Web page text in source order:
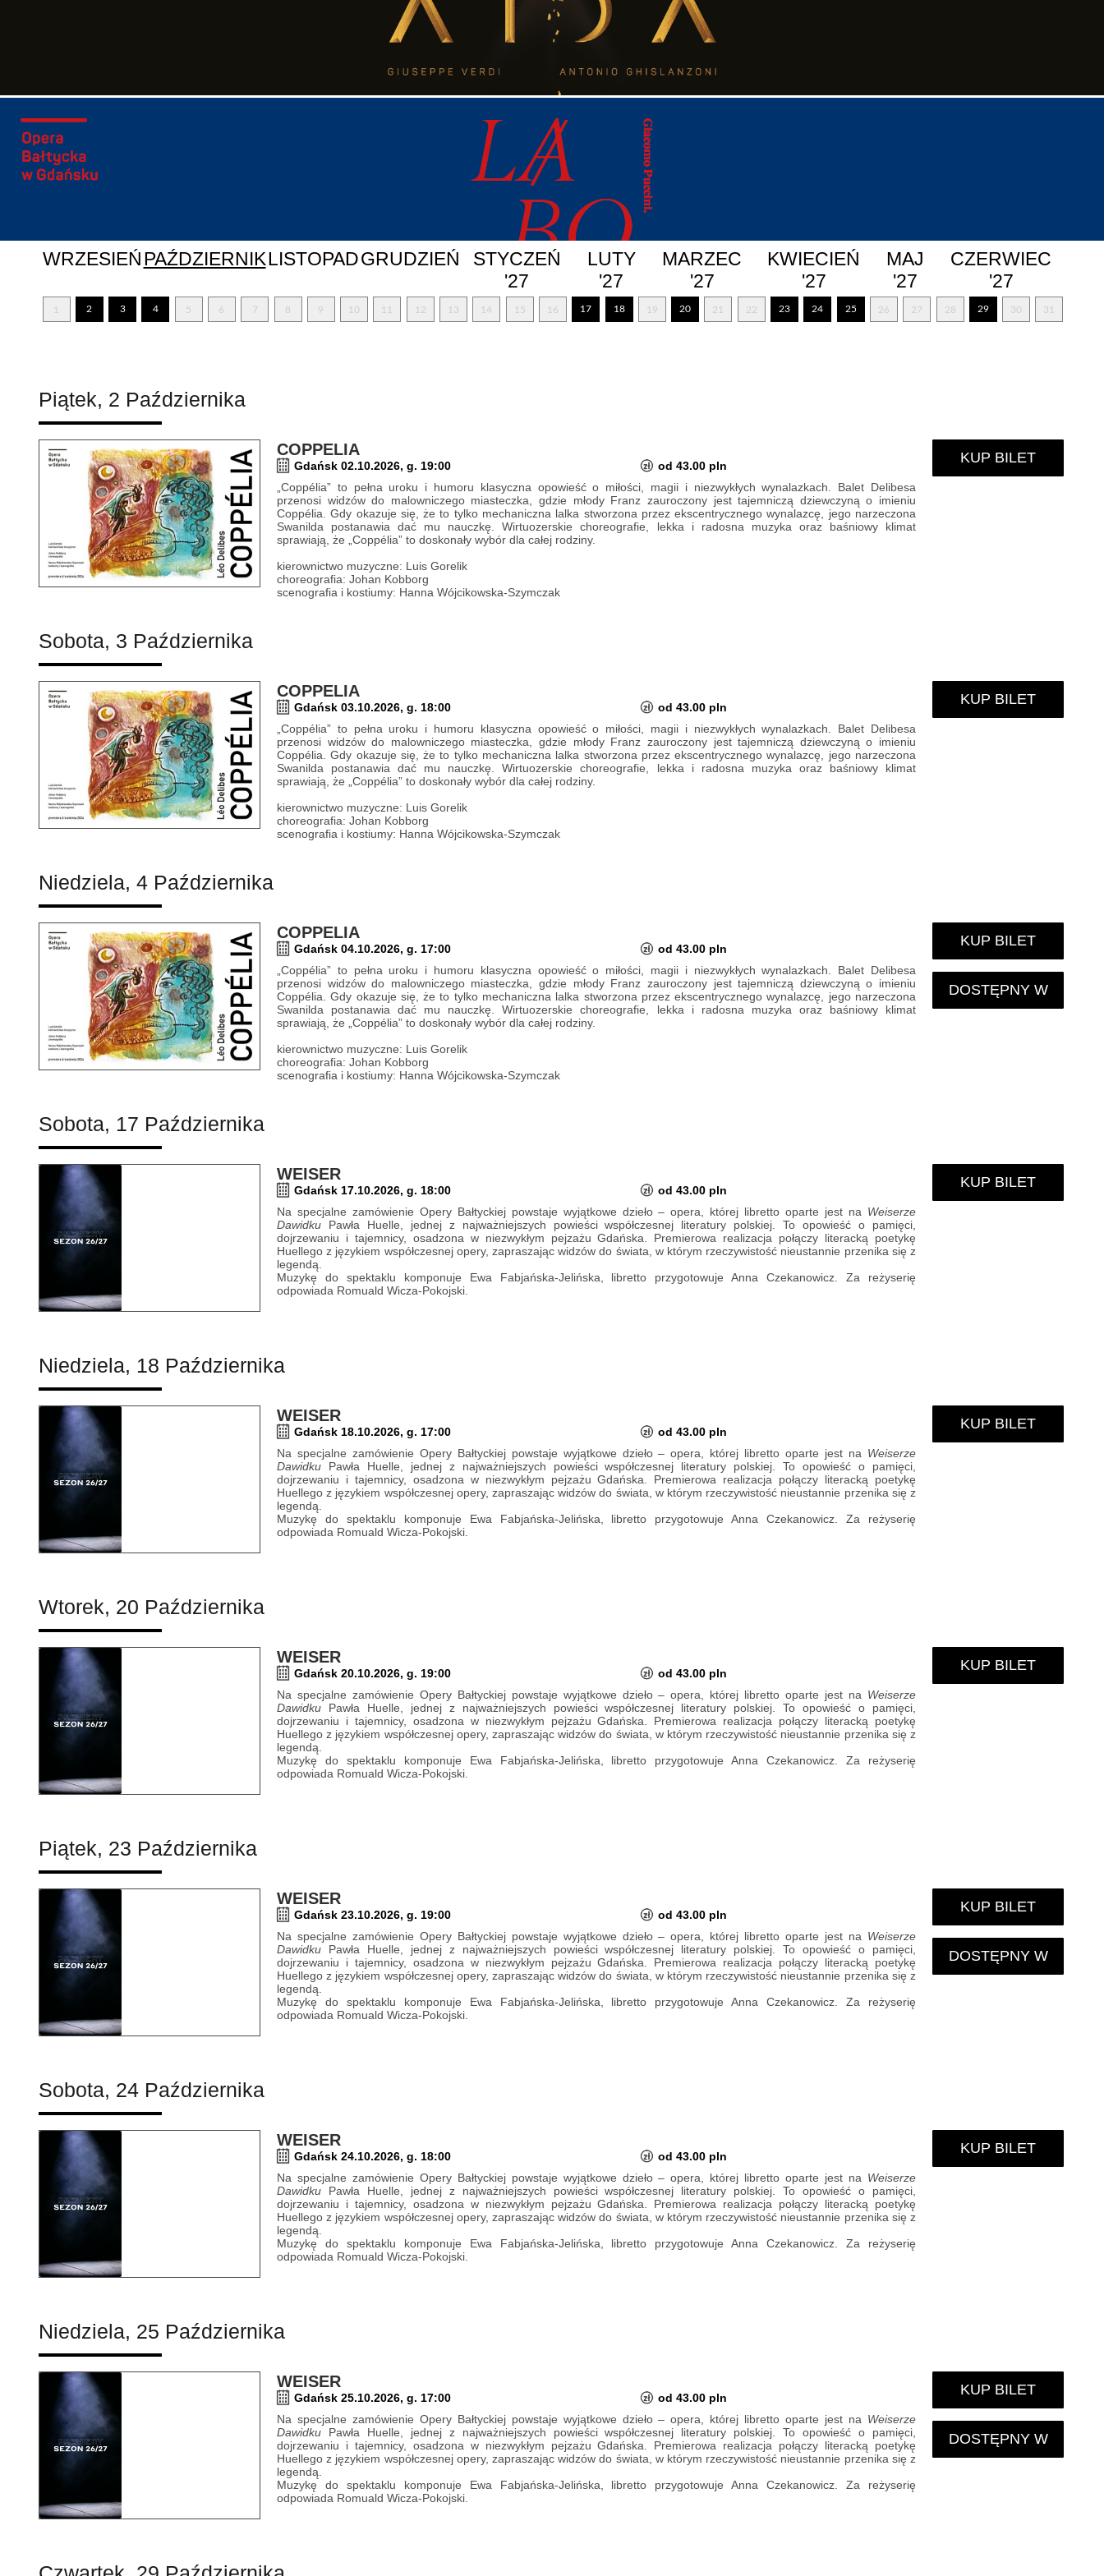
WRZESIEŃPAŹDZIERNIKLISTOPADGRUDZIEŃ
STYCZEŃ
'27
LUTY
'27
MARZEC
'27
KWIECIEŃ
'27
MAJ
'27
CZERWIEC
'27
1 2 3 4 5 6 7 8 9 10 11 12 13 14 15 16 17 18 19 20 21 22 23 24 25 26 27 28 29 30 31
Piątek, 2 Października
COPPELIA
Gdańsk 02.10.2026, g. 19:00
od 43.00 pln
„Coppélia” to pełna uroku i humoru klasyczna opowieść o miłości, magii i niezwykłych wynalazkach. Balet Delibesa
przenosi widzów do malowniczego miasteczka, gdzie młody Franz zauroczony jest tajemniczą dziewczyną o imieniu
Coppélia. Gdy okazuje się, że to tylko mechaniczna lalka stworzona przez ekscentrycznego wynalazcę, jego narzeczona
Swanilda postanawia dać mu nauczkę. Wirtuozerskie choreografie, lekka i radosna muzyka oraz baśniowy klimat
sprawiają, że „Coppélia” to doskonały wybór dla całej rodziny.
kierownictwo muzyczne: Luis Gorelik
choreografia: Johan Kobborg
scenografia i kostiumy: Hanna Wójcikowska-Szymczak
KUP BILET
Sobota, 3 Października
COPPELIA
Gdańsk 03.10.2026, g. 18:00
od 43.00 pln
„Coppélia” to pełna uroku i humoru klasyczna opowieść o miłości, magii i niezwykłych wynalazkach. Balet Delibesa
przenosi widzów do malowniczego miasteczka, gdzie młody Franz zauroczony jest tajemniczą dziewczyną o imieniu
Coppélia. Gdy okazuje się, że to tylko mechaniczna lalka stworzona przez ekscentrycznego wynalazcę, jego narzeczona
Swanilda postanawia dać mu nauczkę. Wirtuozerskie choreografie, lekka i radosna muzyka oraz baśniowy klimat
sprawiają, że „Coppélia” to doskonały wybór dla całej rodziny.
kierownictwo muzyczne: Luis Gorelik
choreografia: Johan Kobborg
scenografia i kostiumy: Hanna Wójcikowska-Szymczak
KUP BILET
Niedziela, 4 Października
COPPELIA
Gdańsk 04.10.2026, g. 17:00
od 43.00 pln
„Coppélia” to pełna uroku i humoru klasyczna opowieść o miłości, magii i niezwykłych wynalazkach. Balet Delibesa
przenosi widzów do malowniczego miasteczka, gdzie młody Franz zauroczony jest tajemniczą dziewczyną o imieniu
Coppélia. Gdy okazuje się, że to tylko mechaniczna lalka stworzona przez ekscentrycznego wynalazcę, jego narzeczona
Swanilda postanawia dać mu nauczkę. Wirtuozerskie choreografie, lekka i radosna muzyka oraz baśniowy klimat
sprawiają, że „Coppélia” to doskonały wybór dla całej rodziny.
kierownictwo muzyczne: Luis Gorelik
choreografia: Johan Kobborg
scenografia i kostiumy: Hanna Wójcikowska-Szymczak
KUP BILET
DOSTĘPNY W
Sobota, 17 Października
WEISER
Gdańsk 17.10.2026, g. 18:00
od 43.00 pln
Na specjalne zamówienie Opery Bałtyckiej powstaje wyjątkowe dzieło – opera, której libretto oparte jest na Weiserze
Dawidku Pawła Huelle, jednej z najważniejszych powieści współczesnej literatury polskiej. To opowieść o pamięci,
dojrzewaniu i tajemnicy, osadzona w niezwykłym pejzażu Gdańska. Premierowa realizacja połączy literacką poetykę
Huellego z językiem współczesnej opery, zapraszając widzów do świata, w którym rzeczywistość nieustannie przenika się z
legendą.
Muzykę do spektaklu komponuje Ewa Fabjańska-Jelińska, libretto przygotowuje Anna Czekanowicz. Za reżyserię
odpowiada Romuald Wicza-Pokojski.
KUP BILET
Niedziela, 18 Października
WEISER
Gdańsk 18.10.2026, g. 17:00
od 43.00 pln
Na specjalne zamówienie Opery Bałtyckiej powstaje wyjątkowe dzieło – opera, której libretto oparte jest na Weiserze
Dawidku Pawła Huelle, jednej z najważniejszych powieści współczesnej literatury polskiej. To opowieść o pamięci,
dojrzewaniu i tajemnicy, osadzona w niezwykłym pejzażu Gdańska. Premierowa realizacja połączy literacką poetykę
Huellego z językiem współczesnej opery, zapraszając widzów do świata, w którym rzeczywistość nieustannie przenika się z
legendą.
Muzykę do spektaklu komponuje Ewa Fabjańska-Jelińska, libretto przygotowuje Anna Czekanowicz. Za reżyserię
odpowiada Romuald Wicza-Pokojski.
KUP BILET
Wtorek, 20 Października
WEISER
Gdańsk 20.10.2026, g. 19:00
od 43.00 pln
Na specjalne zamówienie Opery Bałtyckiej powstaje wyjątkowe dzieło – opera, której libretto oparte jest na Weiserze
Dawidku Pawła Huelle, jednej z najważniejszych powieści współczesnej literatury polskiej. To opowieść o pamięci,
dojrzewaniu i tajemnicy, osadzona w niezwykłym pejzażu Gdańska. Premierowa realizacja połączy literacką poetykę
Huellego z językiem współczesnej opery, zapraszając widzów do świata, w którym rzeczywistość nieustannie przenika się z
legendą.
Muzykę do spektaklu komponuje Ewa Fabjańska-Jelińska, libretto przygotowuje Anna Czekanowicz. Za reżyserię
odpowiada Romuald Wicza-Pokojski.
KUP BILET
Piątek, 23 Października
WEISER
Gdańsk 23.10.2026, g. 19:00
od 43.00 pln
Na specjalne zamówienie Opery Bałtyckiej powstaje wyjątkowe dzieło – opera, której libretto oparte jest na Weiserze
Dawidku Pawła Huelle, jednej z najważniejszych powieści współczesnej literatury polskiej. To opowieść o pamięci,
dojrzewaniu i tajemnicy, osadzona w niezwykłym pejzażu Gdańska. Premierowa realizacja połączy literacką poetykę
Huellego z językiem współczesnej opery, zapraszając widzów do świata, w którym rzeczywistość nieustannie przenika się z
legendą.
Muzykę do spektaklu komponuje Ewa Fabjańska-Jelińska, libretto przygotowuje Anna Czekanowicz. Za reżyserię
odpowiada Romuald Wicza-Pokojski.
KUP BILET
DOSTĘPNY W
Sobota, 24 Października
WEISER
Gdańsk 24.10.2026, g. 18:00
od 43.00 pln
Na specjalne zamówienie Opery Bałtyckiej powstaje wyjątkowe dzieło – opera, której libretto oparte jest na Weiserze
Dawidku Pawła Huelle, jednej z najważniejszych powieści współczesnej literatury polskiej. To opowieść o pamięci,
dojrzewaniu i tajemnicy, osadzona w niezwykłym pejzażu Gdańska. Premierowa realizacja połączy literacką poetykę
Huellego z językiem współczesnej opery, zapraszając widzów do świata, w którym rzeczywistość nieustannie przenika się z
legendą.
Muzykę do spektaklu komponuje Ewa Fabjańska-Jelińska, libretto przygotowuje Anna Czekanowicz. Za reżyserię
odpowiada Romuald Wicza-Pokojski.
KUP BILET
Niedziela, 25 Października
WEISER
Gdańsk 25.10.2026, g. 17:00
od 43.00 pln
Na specjalne zamówienie Opery Bałtyckiej powstaje wyjątkowe dzieło – opera, której libretto oparte jest na Weiserze
Dawidku Pawła Huelle, jednej z najważniejszych powieści współczesnej literatury polskiej. To opowieść o pamięci,
dojrzewaniu i tajemnicy, osadzona w niezwykłym pejzażu Gdańska. Premierowa realizacja połączy literacką poetykę
Huellego z językiem współczesnej opery, zapraszając widzów do świata, w którym rzeczywistość nieustannie przenika się z
legendą.
Muzykę do spektaklu komponuje Ewa Fabjańska-Jelińska, libretto przygotowuje Anna Czekanowicz. Za reżyserię
odpowiada Romuald Wicza-Pokojski.
KUP BILET
DOSTĘPNY W